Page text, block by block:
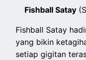
Fishball Satay
Fishball Satay
yang bikin
setiap gigitan